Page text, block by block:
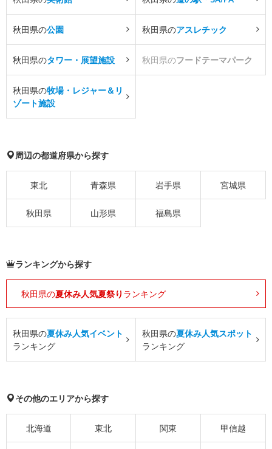
秋田県の公園 秋田県のアスレチック
秋田県のタワー・展望施設 秋田県のフードテーマパーク
秋田県の牧場・レジャー＆リ
ゾート施設
周辺の都道府県から探す
東北 青森県 岩手県 宮城県
秋田県 山形県 福島県
ランキングから探す
秋田県の夏休み人気夏祭り ランキング
秋田県の夏休み人気イベント
ランキング
秋田県の夏休み人気スポット
ランキング
その他のエリアから探す
北海道 東北 関東 甲信越